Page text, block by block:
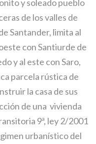
y soleado pueblo
de los valles de
Santander, limita al
con Santiurde de
y al este con Saro,
parcela rústica de
la casa de sus
de una vivienda
9ª, ley 2/2001
urbanístico del